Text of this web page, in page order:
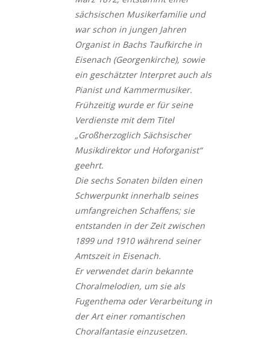
sächsischen Musikerfamilie und
war schon in jungen Jahren
Organist in Bachs Taufkirche in
Eisenach (Georgenkirche), sowie
ein geschätzter Interpret auch als
Pianist und Kammermusiker.
Frühzeitig wurde er für seine
Verdienste mit dem Titel
„Großherzoglich Sächsischer
Musikdirektor und Hoforganist“
geehrt.
Die sechs Sonaten bilden einen
Schwerpunkt innerhalb seines
umfangreichen Schaffens; sie
entstanden in der Zeit zwischen
1899 und 1910 während seiner
Amtszeit in Eisenach.
Er verwendet darin bekannte
Choralmelodien, um sie als
Fugenthema oder Verarbeitung in
der Art einer romantischen
Choralfantasie einzusetzen.